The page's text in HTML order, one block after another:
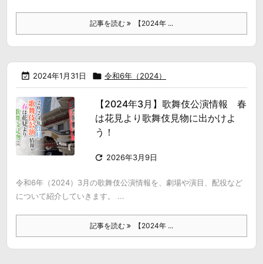
記事を読む 【2024年 ...
 2024年1月31日  令和6年（2024）
【2024年3月】歌舞伎公演情報 春
は花見より歌舞伎見物に出かけよ
う！
 2026年3月9日
令和6年（2024）3月の歌舞伎公演情報を、劇場や演目、配役など
について紹介していきます。 ...
記事を読む 【2024年 ...